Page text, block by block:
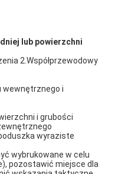
lub powierzchni
2.Współprzewodowy
wewnętrznego i
i grubości
wyraziste
wybrukowane w celu
pozostawić miejsce dla